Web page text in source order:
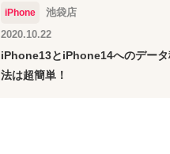
iPhone
池袋店
2020.10.22
iPhone13とiPhone14へのデータ
法は超簡単！